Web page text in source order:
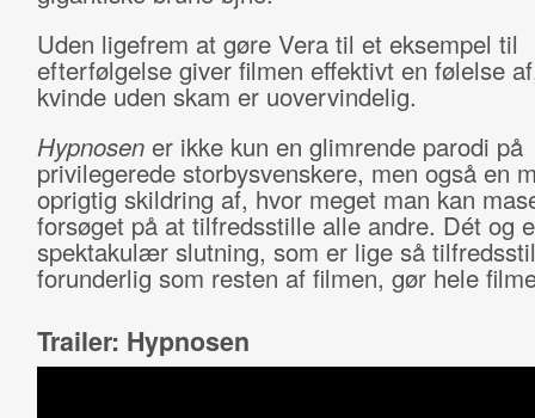
Uden ligefrem at gøre Vera til et eksempel til
efterfølgelse giver filmen effektivt en følelse
kvinde uden skam er uovervindelig.
Hypnosener ikke kun en glimrende parodi på
privilegerede storbysvenskere, men også en
oprigtig skildring af, hvor meget man kan
forsøget på at tilfredsstille alle andre. Dét og
spektakulær slutning, som er lige så
forunderlig som resten af filmen, gør hele
Trailer: Hypnosen